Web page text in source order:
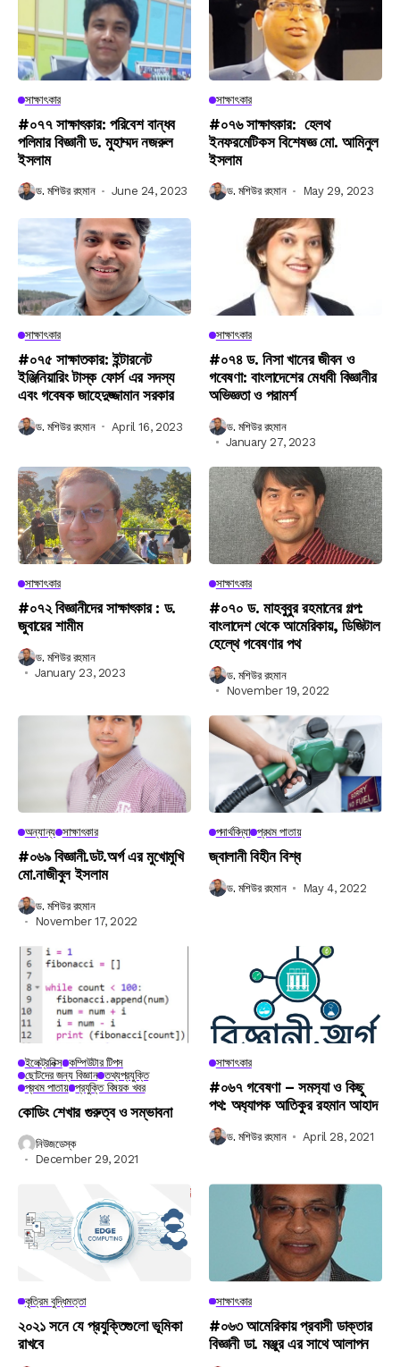
সাক্ষাৎকার
#০৭৭ সাক্ষাৎকার: পরিবেশ বান্ধব
পলিমার বিজ্ঞানী ড. মুহাম্মদ নজরুল
ইসলাম
ড. মশিউর রহমান June 24, 2023
সাক্ষাৎকার
#০৭৬ সাক্ষাৎকার: হেলথ
ইনফরমেটিকস বিশেষজ্ঞ মো. আমিনুল
ইসলাম
ড. মশিউর রহমান May 29, 2023
সাক্ষাৎকার
#০৭৫ সাক্ষাতকার: ইন্টারনেট
ইঞ্জিনিয়ারিং টাস্ক ফোর্স এর সদস্য
এবং গবেষক জাহেদুজ্জামান সরকার
ড. মশিউর রহমান April 16, 2023
সাক্ষাৎকার
#০৭৪ ড. নিসা খানের জীবন ও
গবেষণা: বাংলাদেশের মেধাবী বিজ্ঞানীর
অভিজ্ঞতা ও পরামর্শ
ড. মশিউর রহমান
January 27, 2023
সাক্ষাৎকার
#০৭২ বিজ্ঞানীদের সাক্ষাৎকার : ড.
জুবায়ের শামীম
ড. মশিউর রহমান
January 23, 2023
সাক্ষাৎকার
#০৭০ ড. মাহবুবুর রহমানের গল্প:
বাংলাদেশ থেকে আমেরিকায়, ডিজিটাল
হেল্থে গবেষণার পথ
ড. মশিউর রহমান
November 19, 2022
অন্যান্য সাক্ষাৎকার
#০৬৯ বিজ্ঞানী.ডট.অর্গ এর মুখোমুখি
মো.নাজীবুল ইসলাম
ড. মশিউর রহমান
November 17, 2022
পদার্থবিদ্যা প্রথম পাতায়
জ্বালানী বিহীন বিশ্ব
ড. মশিউর রহমান May 4, 2022
ইলেক্ট্রনিক্স কম্পিউটার টিপস
ছোটদের জন্য বিজ্ঞান তথ্যপ্রযুক্তি
প্রথম পাতায় প্রযুক্তি বিষয়ক খবর
কোডিং শেখার গুরুত্ব ও সম্ভাবনা
নিউজডেস্ক
December 29, 2021
সাক্ষাৎকার
#০৬৭ গবেষণা – সমস‍্যা ও কিছু
পথ: অধ‍্যাপক আতিকুর রহমান আহাদ
ড. মশিউর রহমান April 28, 2021
কৃত্রিম বুদ্ধিমত্তা
২০২১ সনে যে প্রযুক্তিগুলো ভূমিকা
রাখবে
সাক্ষাৎকার
#০৬৩ আমেরিকায় প্রবাসী ডাক্তার
বিজ্ঞানী ডা. মঞ্জুর এর সাথে আলাপন